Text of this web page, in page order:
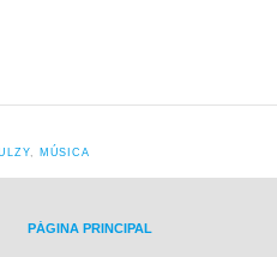
, MÚSICA
PÁGINA PRINCIPAL